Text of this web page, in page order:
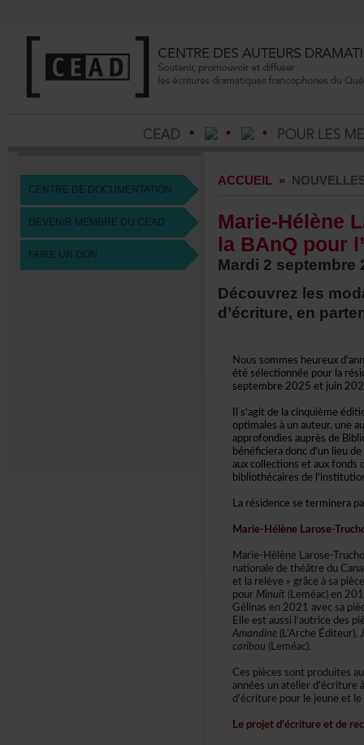
CENTREDEDOCUMENTATION
DEVENIRMEMBREDUCEAD
FAIREUNDON
ACCUEIL»
Marie-
Nou
Marie-HélèneLarose-
Marie-HélèneLarose-
pour Minuit
Amandine(L'ArcheÉditeur),
caribou (Leméac).